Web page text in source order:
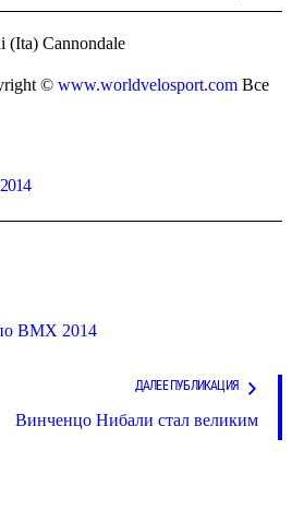
(Ita) Cannondale
© www.worldvelosport.com Все
BMX 2014
ДАЛЕЕ ПУБЛИКАЦИЯ
Винченцо Нибали стал великим